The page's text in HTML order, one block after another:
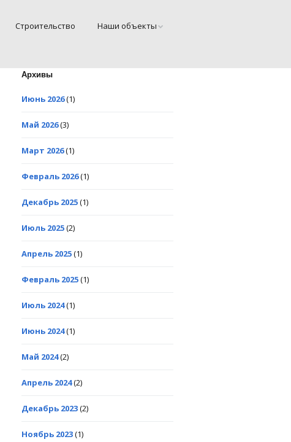
Cтроительство Наши объекты
Архивы
Июнь 2026(1)
Май 2026(3)
Март 2026(1)
Февраль 2026(1)
Декабрь 2025(1)
Июль 2025(2)
Апрель 2025(1)
Февраль 2025(1)
Июль 2024(1)
Июнь 2024(1)
Май 2024(2)
Апрель 2024(2)
Декабрь 2023(2)
Ноябрь 2023(1)